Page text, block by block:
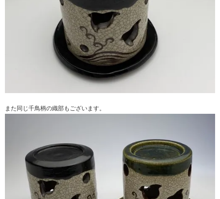
また同じ千鳥柄の織部もございます。